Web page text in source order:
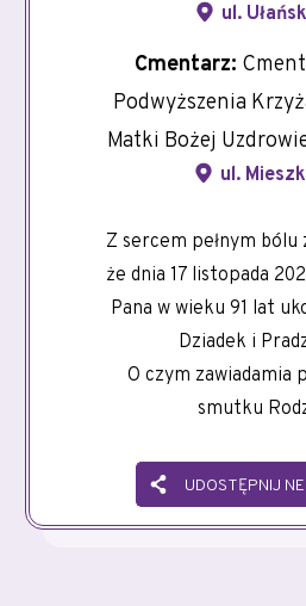
ul.
Cmentarz:
Podwyższenia
Matki Bożej
ul.
Z sercem pełnym bólu
że dnia 17 listopada
Pana w wieku 91 lat
Dziadek i
O czym zawiadamia
smutku
UDOSTĘPNIJ